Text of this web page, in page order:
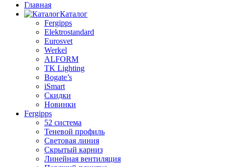
Главная
Каталог
Fergipps
Elektrostandard
Eurosvet
Werkel
ALFORM
TK Lighting
Bogate’s
iSmart
Скидки
Новинки
Fergipps
52 система
Теневой профиль
Световая линия
Скрытый карниз
Линейная вентиляция